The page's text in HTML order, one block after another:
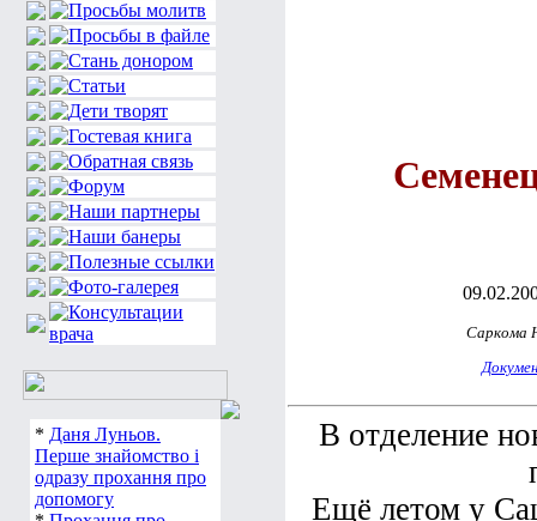
* Даня Луньов.
Перше знайомство і
одразу прохання про
допомогу
Саркома
В отделение
Ещё летом у